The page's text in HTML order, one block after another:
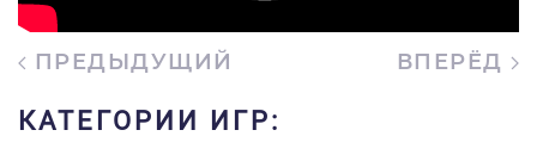
ПРЕДЫДУЩИЙ ВПЕРЁД
КАТЕГОРИИ ИГР: